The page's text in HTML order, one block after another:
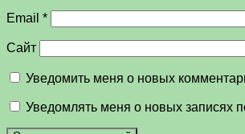
Email *
Сайт
Уведомить меня о новых
Уведомлять меня о новых записях